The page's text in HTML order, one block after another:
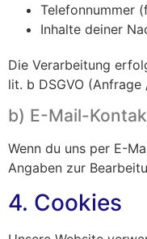
Telefonnummer
Inhalte deiner
Die Verarbeitung
lit. b DSGVO
b) E-Mail-
Wenn du uns per E-
Angaben zur
4. Cookies